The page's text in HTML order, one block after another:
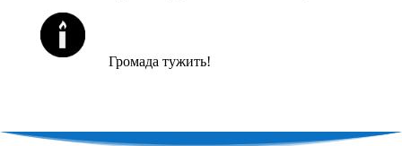
Громада тужить!